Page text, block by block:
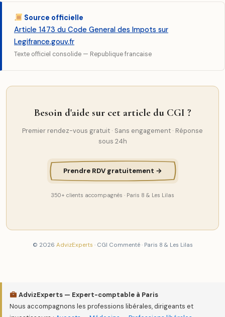
Source officielle
Article 1473 du Code General des Impots sur
Legifrance.gouv.fr
Texte officiel consolide — Republique francaise
Besoin d'aide sur cet article du CGI ?
Premier rendez-vous gratuit · Sans engagement · Réponse
sous 24h
Prendre RDV gratuitement →
350+ clients accompagnés · Paris 8 & Les Lilas
© 2026 AdvizExperts · CGI Commenté · Paris 8 & Les Lilas
AdvizExperts — Expert-comptable à Paris
Nous accompagnons les professions libérales, dirigeants et